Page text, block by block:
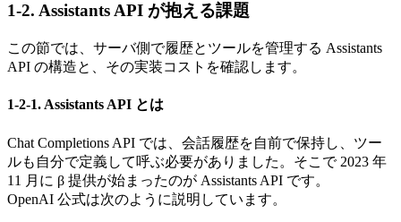
1-2. Assistants API が抱える課題
この節では、サーバ側で履歴とツールを管理する Assistants
API の構造と、その実装コストを確認します。
1-2-1. Assistants API とは
Chat Completions API では、会話履歴を自前で保持し、ツー
ルも自分で定義して呼ぶ必要がありました。そこで 2023 年
11 月に β 提供が始まったのが Assistants API です。
OpenAI 公式は次のように説明しています。